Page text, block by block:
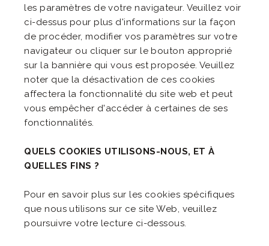
les paramètres de votre navigateur. Veuillez voir
ci-dessus pour plus d'informations sur la façon
de procéder, modifier vos paramètres sur votre
navigateur ou cliquer sur le bouton approprié
sur la bannière qui vous est proposée. Veuillez
noter que la désactivation de ces cookies
affectera la fonctionnalité du site web et peut
vous empêcher d'accéder à certaines de ses
fonctionnalités.
QUELS COOKIES UTILISONS-NOUS, ET À
QUELLES FINS ?
Pour en savoir plus sur les cookies spécifiques
que nous utilisons sur ce site Web, veuillez
poursuivre votre lecture ci-dessous.